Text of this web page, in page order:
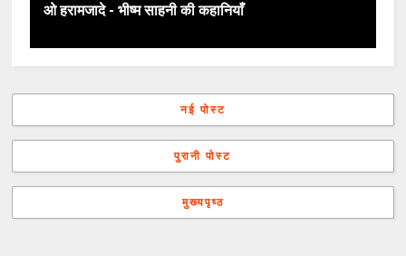
ओ हरामजादे - भीष्म साहनी की कहानियाँ
नई पोस्ट
पुरानी पोस्ट
मुख्यपृष्ठ